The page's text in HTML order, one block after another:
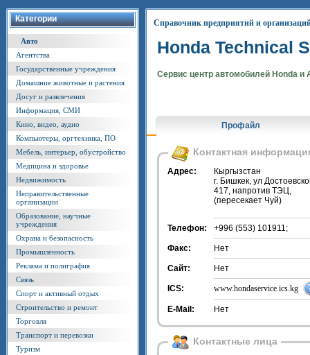
Категории
Авто
Агентства
Государственные учреждения
Домашние животные и растения
Досуг и развлечения
Информация, СМИ
Кино, видео, аудио
Компьютеры, оргтехника, ПО
Мебель, интерьер, обустройство
Медицина и здоровье
Недвижимость
Неправительственные
организации
Образование, научные
учреждения
Охрана и безопасность
Промышленность
Реклама и полиграфия
Связь
Спорт и активный отдых
Строительство и ремонт
Торговля
Транспорт и перевозки
Туризм
Справочник предприятий и
Honda Technical
Сервис центр автомобилей Honda и
Профайл
Контактная
Адрес:
Кыргызстан
г. Бишкек, ул
417, напротив ТЭЦ,
(пересекает Чуй)
Телефон: +996 (553) 101911;
Факс: Нет
Сайт: Нет
ICS: www.hondaservice.ics.kg
E-Mail: Нет
Контактные лица